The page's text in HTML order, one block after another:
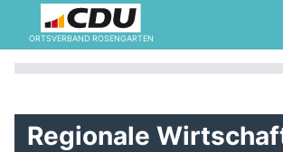
ORTSVERBAND ROSENGARTEN
Regionale